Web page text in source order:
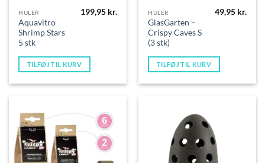
HULER
Aquavitro
Shrimp Stars
5 stk
199,95 kr.
TILFØJ TIL KURV
HULER
GlasGarten –
Crispy Caves S
(3 stk)
49,95 kr.
TILFØJ TIL KURV